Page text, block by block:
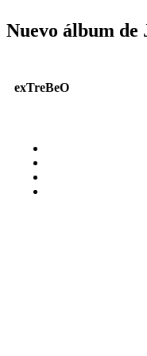
Nuevo álbum de
exTreBeO